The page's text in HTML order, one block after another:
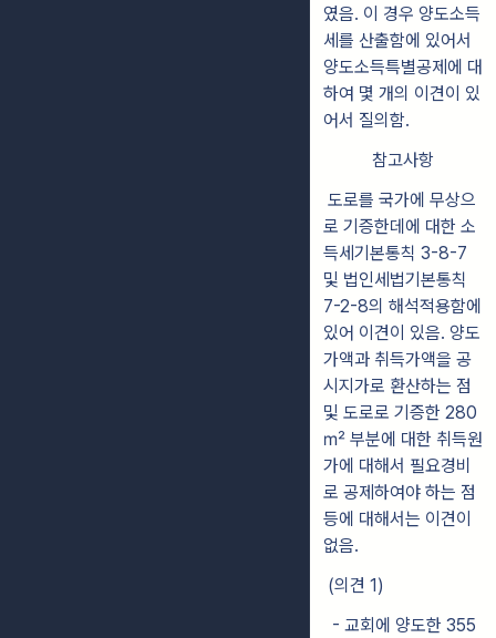
였음. 이 경우 양도소득
세를 산출함에 있어서
양도소득특별공제에 대
하여 몇 개의 이견이 있
어서 질의함.
참고사항
도로를 국가에 무상으
로 기증한데에 대한 소
득세기본통칙 3-8-7
및 법인세법기본통칙
7-2-8의 해석적용함에
있어 이견이 있음. 양도
가액과 취득가액을 공
시지가로 환산하는 점
및 도로로 기증한 280
㎡ 부분에 대한 취득원
가에 대해서 필요경비
로 공제하여야 하는 점
등에 대해서는 이견이
없음.
(의견 1)
- 교회에 양도한 355